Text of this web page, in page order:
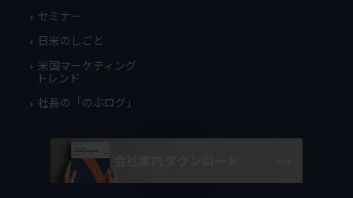
セミナー
日米のしごと
米国マーケティング
トレンド
社長の「のぶログ」